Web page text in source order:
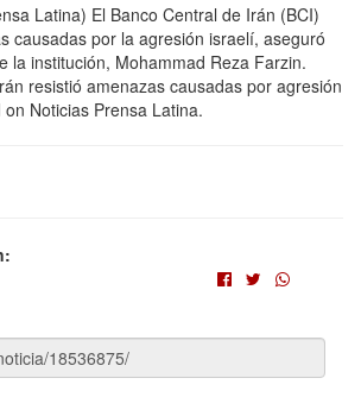
Latina) El Banco Central de Irán (BCI)
causadas por la agresión israelí, aseguró
la institución, Mohammad Reza Farzin.
resistió amenazas causadas por agresión
Noticias Prensa Latina.